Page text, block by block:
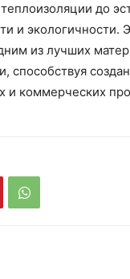
до
и экологичности.
из лучших
способствуя
и коммерческих